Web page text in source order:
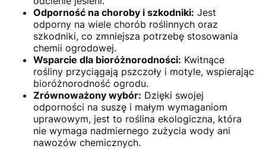
Odporność na choroby i szkodniki: Jest
odporny na wiele chorób roślinnych oraz
szkodniki, co zmniejsza potrzebę stosowania
chemii ogrodowej.
Wsparcie dla bioróżnorodności: Kwitnące
rośliny przyciągają pszczoły i motyle, wspierając
bioróżnorodność ogrodu.
Zrównoważony wybór: Dzięki swojej
odporności na suszę i małym wymaganiom
uprawowym, jest to roślina ekologiczna, która
nie wymaga nadmiernego zużycia wody ani
nawozów chemicznych.